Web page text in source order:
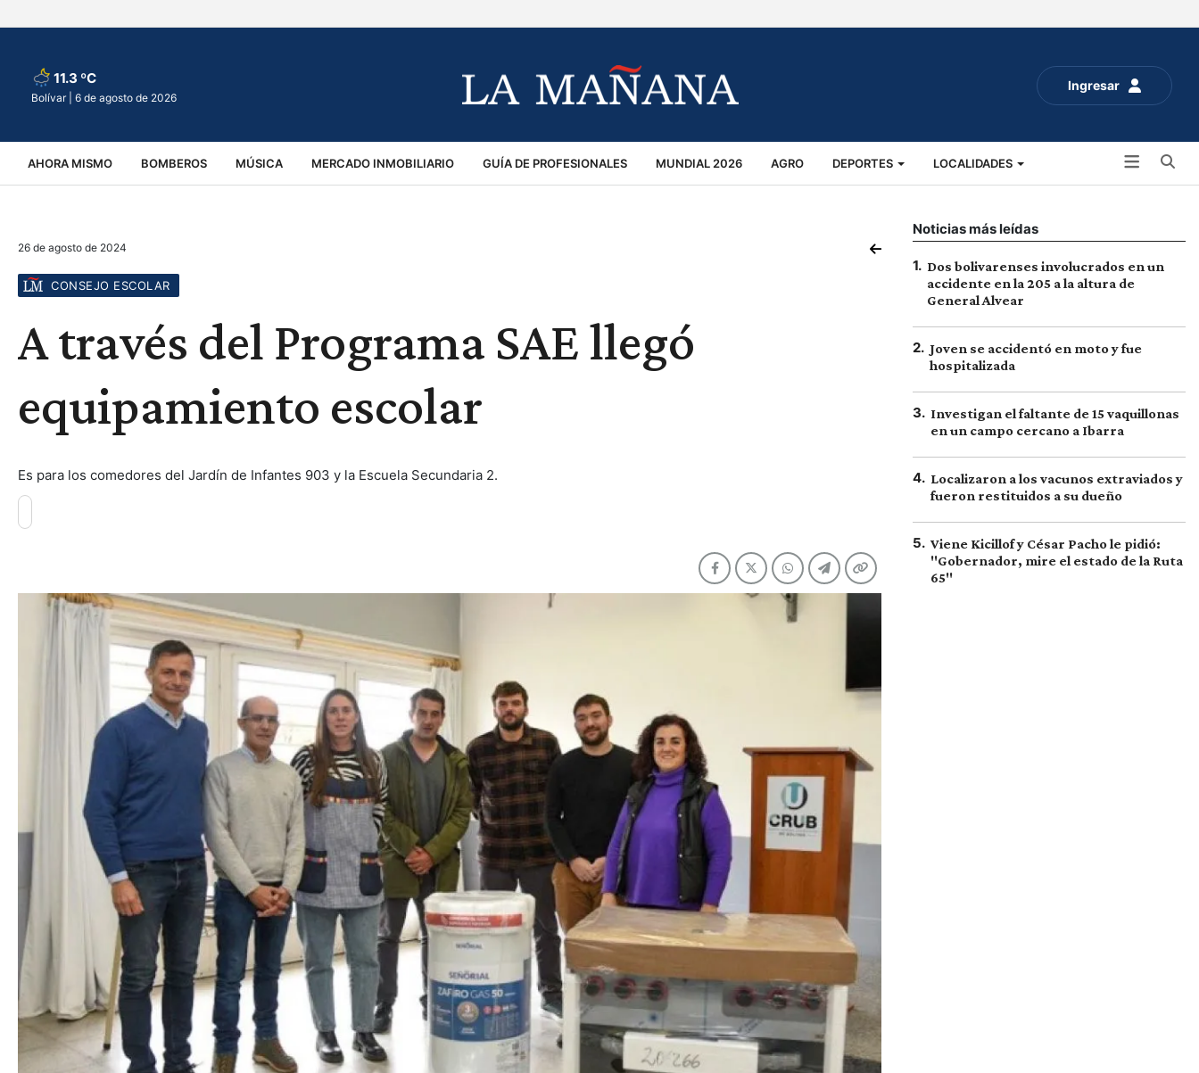
Ingresar
11.3 ºC
Bolívar | 6 de agosto de 2026
AHORA MISMO BOMBEROS MÚSICA MERCADO INMOBILIARIO GUÍA DE PROFESIONALES MUNDIAL 2026 AGRO DEPORTES LOCALIDADES
VIRALES ACCIDENTES
26 de agosto de 2024
CONSEJO ESCOLAR
A través del Programa SAE llegó
equipamiento escolar
Es para los comedores del Jardín de Infantes 903 y la Escuela Secundaria 2.
Noticias más leídas
1. Dos bolivarenses involucrados en un
accidente en la 205 a la altura de
General Alvear
2. Joven se accidentó en moto y fue
hospitalizada
3. Investigan el faltante de 15 vaquillonas
en un campo cercano a Ibarra
4. Localizaron a los vacunos extraviados y
fueron restituidos a su dueño
5. Viene Kicillof y César Pacho le pidió:
"Gobernador, mire el estado de la Ruta
65"